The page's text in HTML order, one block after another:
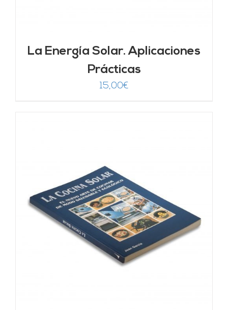
La Energía Solar. Aplicaciones
Prácticas
15,00€